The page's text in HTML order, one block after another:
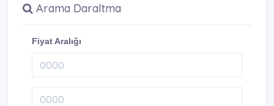
Arama Daraltma
Fiyat Aralığı